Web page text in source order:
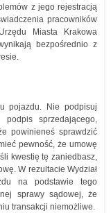
z jego rejestracją
pracowników
Miasta Krakowa
bezpośrednio z
pojazdu. Nie podpisuj
sprzedającego,
powinieneś sprawdzić
pewność, że umowę
kwestię tę zaniedbasz,
W rezultacie Wydział
na podstawie tego
sprawy sądowej, że
transakcji niemożliwe.